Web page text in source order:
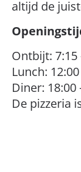
altijd de
Ontbijt: 7:15
Lunch:
Diner: 18:00
De pizzeria